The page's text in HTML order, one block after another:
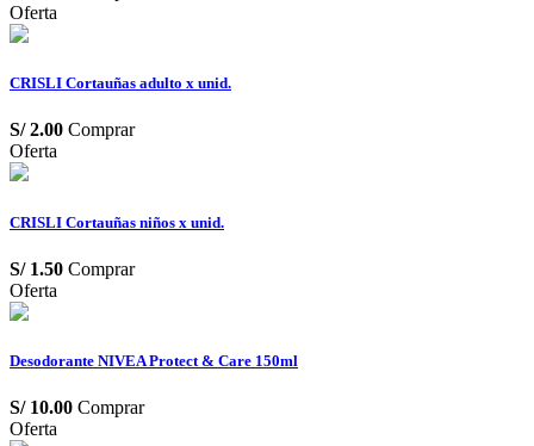
Oferta
CRISLI Cortauñas adulto x unid.
S/2.00 Comprar
Oferta
CRISLI Cortauñas niños x unid.
S/ 1.50 Comprar
Oferta
Desodorante NIVEA Protect & Care 150ml
S/ 10.00 Comprar
Oferta